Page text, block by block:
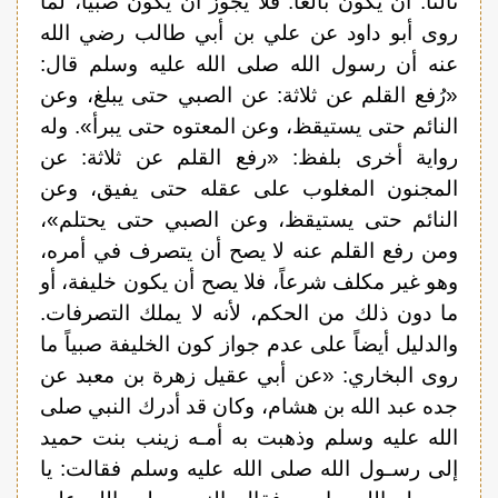
روى أبو داود عن علي بن أبي طالب رضي الله
عنه أن رسول الله صلى الله عليه وسلم قال:
«رُفع القلم عن ثلاثة: عن الصبي حتى يبلغ، وعن
النائم حتى يستيقظ، وعن المعتوه حتى يبرأ». وله
رواية أخرى بلفظ: «رفع القلم عن ثلاثة: عن
المجنون المغلوب على عقله حتى يفيق، وعن
النائم حتى يستيقظ، وعن الصبي حتى يحتلم»،
ومن رفع القلم عنه لا يصح أن يتصرف في أمره،
وهو غير مكلف شرعاً، فلا يصح أن يكون خليفة، أو
ما دون ذلك من الحكم، لأنه لا يملك التصرفات.
والدليل أيضاً على عدم جواز كون الخليفة صبياً ما
روى البخاري: «عن أبي عقيل زهرة بن معبد عن
جده عبد الله بن هشام، وكان قد أدرك النبي صلى
الله عليه وسلم وذهبت به أمـه زينب بنت حميد
إلى رسـول الله صلى الله عليه وسلم فقالت: يا